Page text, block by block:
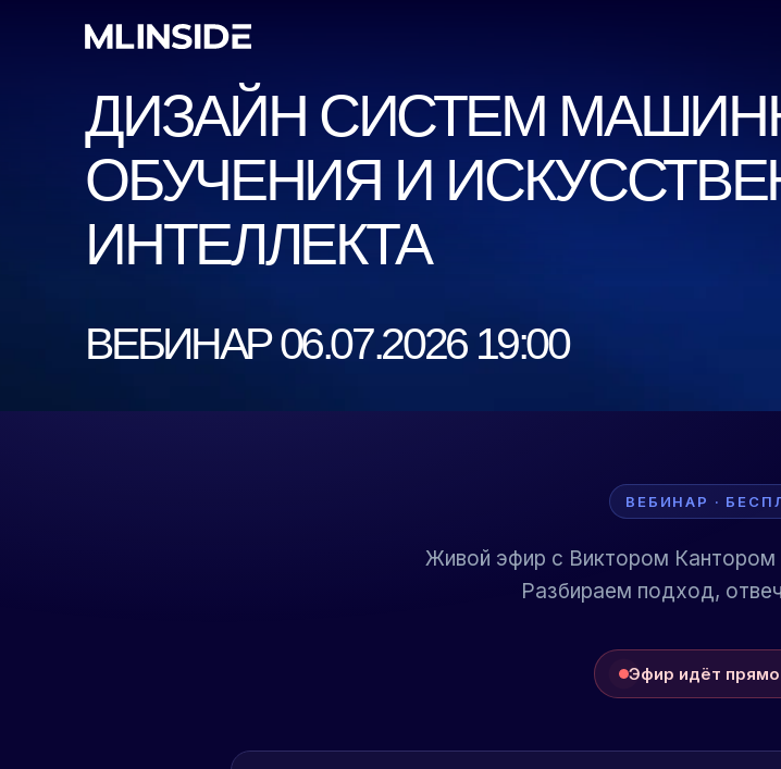
ДИЗАЙН СИСТЕМ
ОБУЧЕНИЯ И
ИНТЕЛЛЕКТА
ВЕБИНАР ·
Живой эфир с Виктором
Разбираем подход,
Эфир идёт прямо